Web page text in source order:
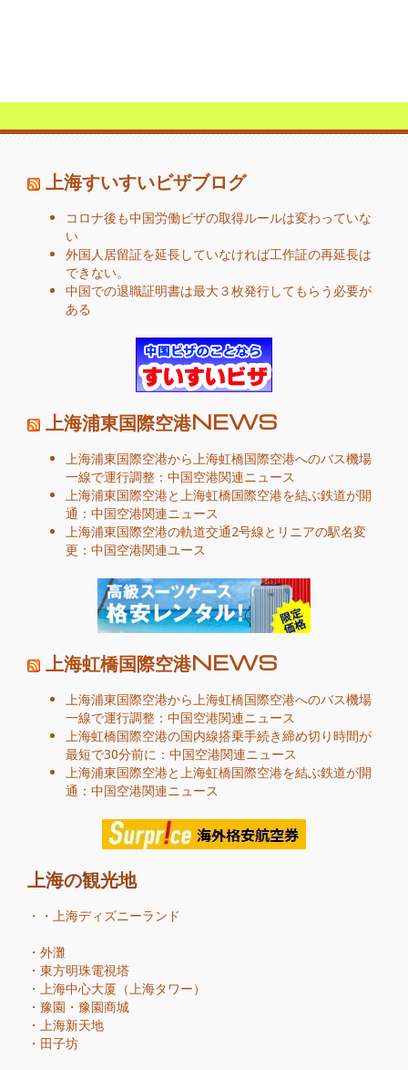
上海すいすいビザブログ
コロナ後も中国労働ビザの取得ルールは変わっていな
い
外国人居留証を延長していなければ工作証の再延長は
できない。
中国での退職証明書は最大３枚発行してもらう必要が
ある
上海浦東国際空港NEWS
上海浦東国際空港から上海虹橋国際空港へのバス機場
一線で運行調整：中国空港関連ニュース
上海浦東国際空港と上海虹橋国際空港を結ぶ鉄道が開
通：中国空港関連ニュース
上海浦東国際空港の軌道交通2号線とリニアの駅名変
更：中国空港関連ユース
上海虹橋国際空港NEWS
上海浦東国際空港から上海虹橋国際空港へのバス機場
一線で運行調整：中国空港関連ニュース
上海虹橋国際空港の国内線搭乗手続き締め切り時間が
最短で30分前に：中国空港関連ニュース
上海浦東国際空港と上海虹橋国際空港を結ぶ鉄道が開
通：中国空港関連ニュース
上海の観光地
・・ 上海ディズニーランド
・ 外灘
・ 東方明珠電視塔
・ 上海中心大厦（上海タワー）
・ 豫園・豫園商城
・ 上海新天地
・ 田子坊